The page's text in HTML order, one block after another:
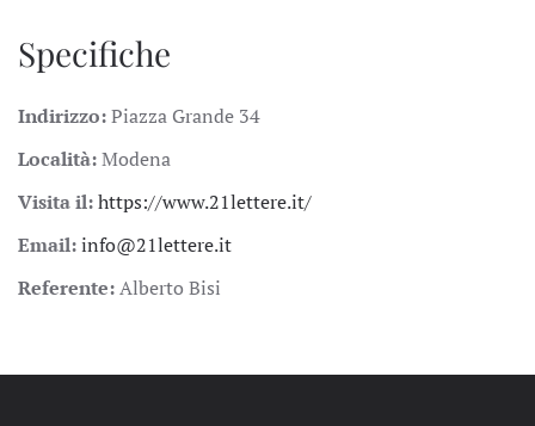
Specifiche
Indirizzo:Piazza Grande 34
Località:Modena
Visita il:https://www.21lettere.it/
Email:info@21lettere.it
Referente:Alberto Bisi